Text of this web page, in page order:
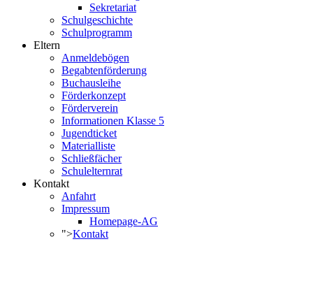
Sekretariat
Schulgeschichte
Schulprogramm
Eltern
Anmeldebögen
Begabtenförderung
Buchausleihe
Förderkonzept
Förderverein
Informationen Klasse 5
Jugendticket
Materialliste
Schließfächer
Schulelternrat
Kontakt
Anfahrt
Impressum
Homepage-AG
">Kontakt